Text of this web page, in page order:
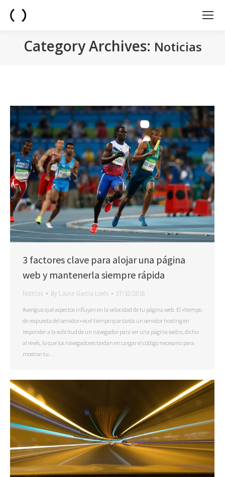
Category Archives: Noticias
3 factores clave para alojar una página
web y mantenerla siempre rápida
Noticias By Laura Garcia Lorés 27/10/2016
Averigua qué aspectos influyen en la velocidad de tu página web. El «tiempo
de respuesta del servidor» es el tiempo que tarda un servidor hosting en
responder a la solicitud de un navegador para ver una página web o, dicho
al revés, lo que los navegadores tardan en cargar el código necesario para
mostrar tu…